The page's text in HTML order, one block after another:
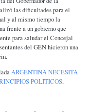
las dificultades para el
y al mismo tiempo la
frente a un gobierno que
para saludar el Concejal
del GEN hicieron una
ARGENTINA NECESITA
POLITICOS,